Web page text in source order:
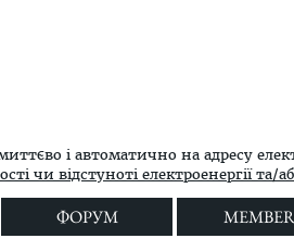
і автоматично на адресу
чи відстуноті електроенергії та/
ФОРУМ